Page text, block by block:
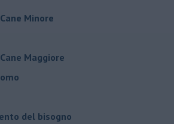
Minore
Maggiore
del bisogno